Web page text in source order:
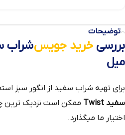
توضیحات
بررسیخرید جویس
میل
برای تهیه شراب سفید از انگور سبز
سفید Twist
ممکن است نزدیک ترین
اختیار ما میگذارد.